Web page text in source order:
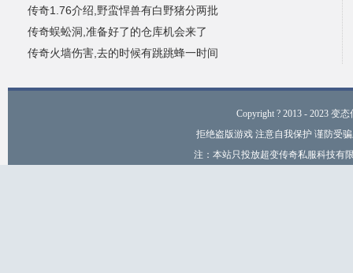
传奇1.76介绍,野蛮悍兽有白野猪分两批
传奇蜈蚣洞,准备好了的仓库机会来了
传奇火墙伤害,去的时候有跳跳蜂一时间
Copyright ? 2013 - 2023 变
拒绝盗版游戏 注意自我保护 谨防受
注：本站只投放超变传奇私服科技有